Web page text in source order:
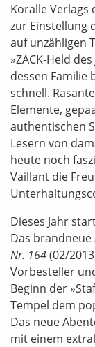
Koralle Verlags
zur Einstellung
auf unzähligen
»ZACK-Held
dessen Familie
schnell.
Elemente,
authentischen
Lesern von
heute noch
Vaillant die
Dieses Jahr
Das
Nr. 164(02/
Vorbesteller
Beginn der
Tempel dem
Das neue
mit einem